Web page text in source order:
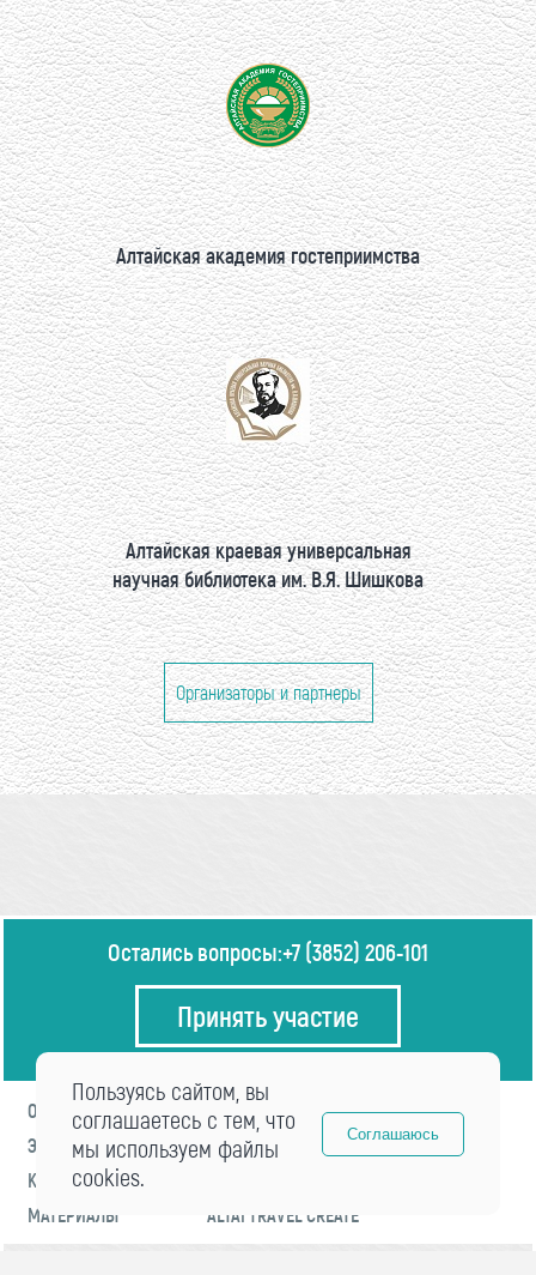
Алтайская академия гостеприимства
Алтайская краевая универсальная
научная библиотека им. В.Я. Шишкова
Организаторы и партнеры
Остались вопросы:+7 (3852) 206-101
Принять участие
О ФОРУМЕ
ПРОГРАММА
ЭКСПЕРТЫ
НОВОСТИ
КОНТАКТЫ
МАТЕРИАЛЫ
ALTAI TRAVEL CREATE
Пользуясь сайтом, вы
соглашаетесь с тем, что
мы используем файлы
cookies.
Соглашаюсь